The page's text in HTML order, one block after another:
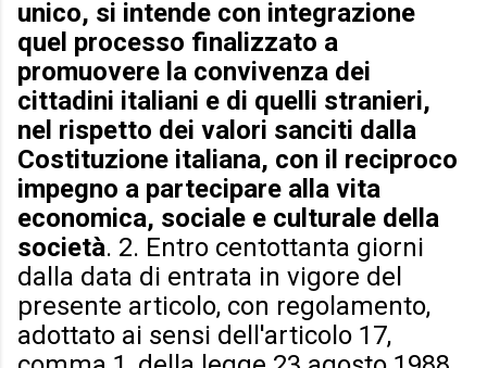
unico, si intende con integrazione
quel processo finalizzato a
promuovere la convivenza dei
cittadini italiani e di quelli stranieri,
nel rispetto dei valori sanciti dalla
Costituzione italiana, con il reciproco
impegno a partecipare alla vita
economica, sociale e culturale della
società. 2. Entro centottanta giorni
dalla data di entrata in vigore del
presente articolo, con regolamento,
adottato ai sensi dell'articolo 17,